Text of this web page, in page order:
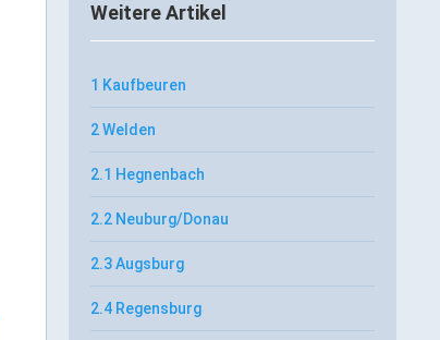
Weitere Artikel
1 Kaufbeuren
2 Welden
2.1 Hegnenbach
2.2 Neuburg/Donau
2.3 Augsburg
2.4 Regensburg